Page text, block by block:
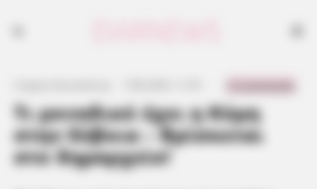
Τι μοναδικό έχει η Κύμη
στην Εύβοια – Βρίσκεται
στο δημαρχείο!